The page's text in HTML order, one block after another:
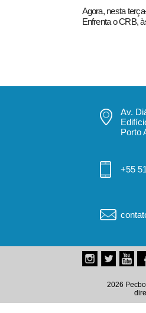
Agora, nesta
Enfrenta o CRB,
Av.
Porto
+55
2026